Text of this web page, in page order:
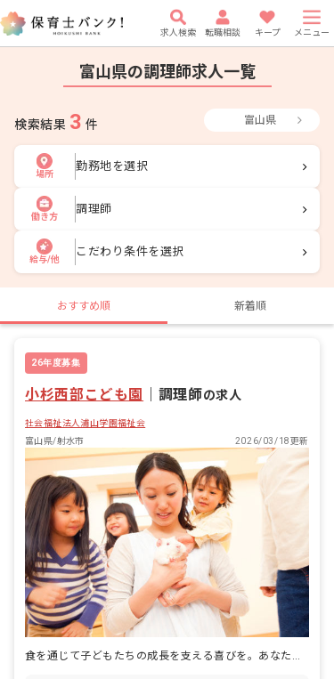
求人検索 転職相談 キープ メニュー
富山県の調理師求人一覧
検索結果 3 件 富山県
場所
勤務地を選択
働き方
調理師
給与/他
こだわり条件を選択
おすすめ順 新着順
26年度募集
小杉西部こども園 調理師の求人
社会福祉法人浦山学園福祉会
富山県/射水市
2026/03/18更新
食を通じて子どもたちの成長を支える喜びを。あなたの温かい手料理で笑顔を咲かせませんか？